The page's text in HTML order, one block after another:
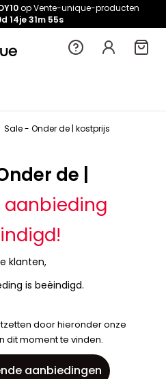
op Vente-unique-producten
14je 31m 55s
Sale - Onder de | kostprijs
de |
aanbieding
klanten,
is beëindigd.
door hieronder onze
dit moment te vinden.
aanbiedingen